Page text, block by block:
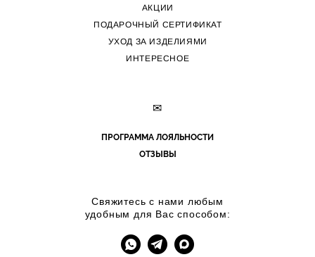
АКЦИИ
ПОДАРОЧНЫЙ СЕРТИФИКАТ
УХОД ЗА ИЗДЕЛИЯМИ
ИНТЕРЕСНОЕ
✉
ПРОГРАММА ЛОЯЛЬНОСТИ
ОТЗЫВЫ
Свяжитесь с нами любым
удобным для Вас способом: